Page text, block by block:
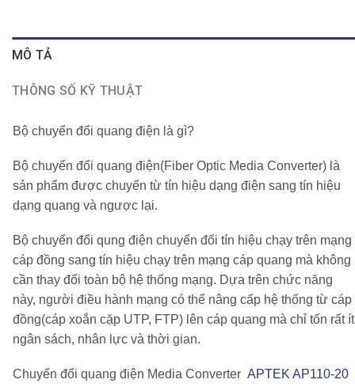
MÔ TẢ
THÔNG SỐ KỸ THUẬT
Bộ chuyển đổi quang điện là gì?
Bộ chuyển đổi quang điện(Fiber Optic Media Converter) là
sản phẩm được chuyển từ tín hiệu dạng điện sang tín hiệu
dạng quang và ngược lại.
Bộ chuyển đổi qung điện chuyển đổi tín hiệu chạy trên mạng
cáp đồng sang tín hiệu chạy trên mạng cáp quang mà không
cần thay đổi toàn bộ hệ thống mạng. Dựa trên chức năng
này, người điều hành mạng có thể nâng cấp hệ thống từ cáp
đồng(cáp xoắn cặp UTP, FTP) lên cáp quang mà chỉ tốn rất ít
ngân sách, nhân lực và thời gian.
Chuyển đổi quang điện Media Converter APTEK AP110-20